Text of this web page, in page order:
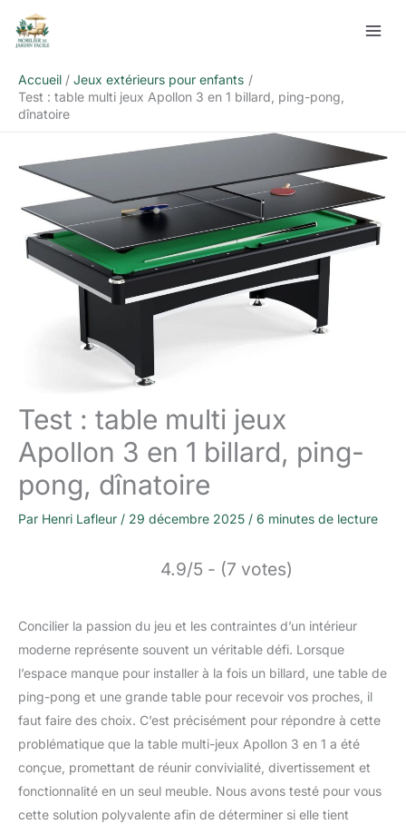
Accueil
Jeux extérieurs pour enfants
Test : table multi jeux Apollon 3 en 1 billard, ping-pong,
dînatoire
Test : table multi jeux
Apollon 3 en 1 billard, ping-
pong, dînatoire
Par Henri Lafleur / 29 décembre 2025 / 6 minutes de lecture
4.9/5 - (7 votes)
Concilier la passion du jeu et les contraintes d’un intérieur
moderne représente souvent un véritable défi. Lorsque
l’espace manque pour installer à la fois un billard, une table de
ping-pong et une grande table pour recevoir vos proches, il
faut faire des choix. C’est précisément pour répondre à cette
problématique que la table multi-jeux Apollon 3 en 1 a été
conçue, promettant de réunir convivialité, divertissement et
fonctionnalité en un seul meuble. Nous avons testé pour vous
cette solution polyvalente afin de déterminer si elle tient
Rechercher